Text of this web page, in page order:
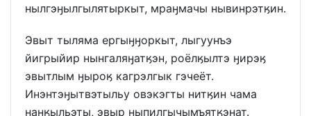
нылгэӈылгылятыркыт, мраӈмачы нывинрэтӄин.
Эвыт тыляма ергыӈӈоркыт, лыгуунъэ
йигрыйир нынгаляӈатӄэн, роёлӄылтэ ӈирэӄ
эвытлым ӈыроӄ кагрэлгык гэчеёт.
Инэнтэӈытвэтыльу овэкэгты нитӄин чама
нанӄыльэты, эвыр ныпилгычымъятӄэнат.